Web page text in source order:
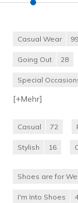
Casual Wear 99
Going Out 28
Special
[+Mehr]
Casual 72
Stylish 16
Shoes are for
I'm Into Shoes